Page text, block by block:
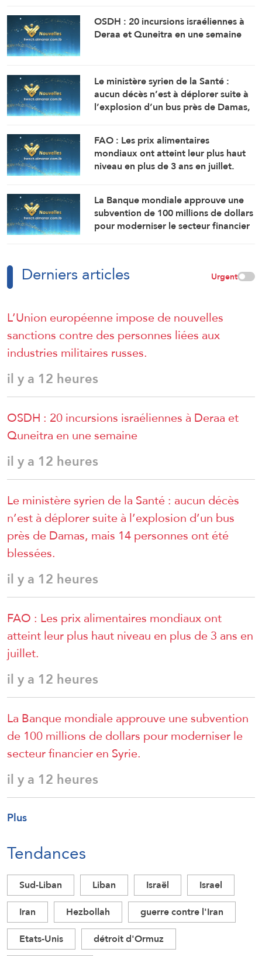
OSDH : 20 incursions israéliennes à
Deraa et Quneitra en une semaine
Le ministère syrien de la Santé :
aucun décès n’est à déplorer suite à
l’explosion d’un bus près de Damas,
FAO : Les prix alimentaires
mondiaux ont atteint leur plus haut
niveau en plus de 3 ans en juillet.
La Banque mondiale approuve une
subvention de 100 millions de dollars
pour moderniser le secteur financier
Derniers articles Urgent
L’Union européenne impose de nouvelles
sanctions contre des personnes liées aux
industries militaires russes.
il y a 12 heures
OSDH : 20 incursions israéliennes à Deraa et
Quneitra en une semaine
il y a 12 heures
Le ministère syrien de la Santé : aucun décès
n’est à déplorer suite à l’explosion d’un bus
près de Damas, mais 14 personnes ont été
blessées.
il y a 12 heures
FAO : Les prix alimentaires mondiaux ont
atteint leur plus haut niveau en plus de 3 ans en
juillet.
il y a 12 heures
La Banque mondiale approuve une subvention
de 100 millions de dollars pour moderniser le
secteur financier en Syrie.
il y a 12 heures
Plus
Tendances
Sud-Liban Liban Israël
Israel
Iran
Hezbollah
guerre contre l'Iran
Etats-Unis
détroit d'Ormuz